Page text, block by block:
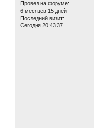
Провел на форуме:
6 месяцев 15 дней
Последний визит:
Сегодня 20:43:37